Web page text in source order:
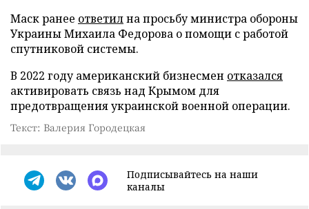
Маск ранее ответилна просьбу министра обороны
Украины Михаила Федорова о помощи с работой
спутниковой системы.
В 2022 году американский бизнесмен отказался
активировать связь над Крымом для
предотвращения украинской военной операции.
Текст: Валерия Городецкая
Подписывайтесь на наши
каналы